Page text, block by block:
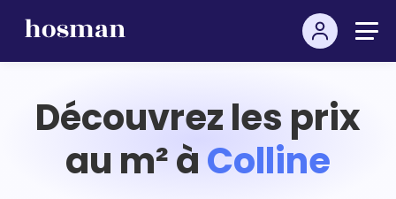
Découvrez les prix
au m² àColline